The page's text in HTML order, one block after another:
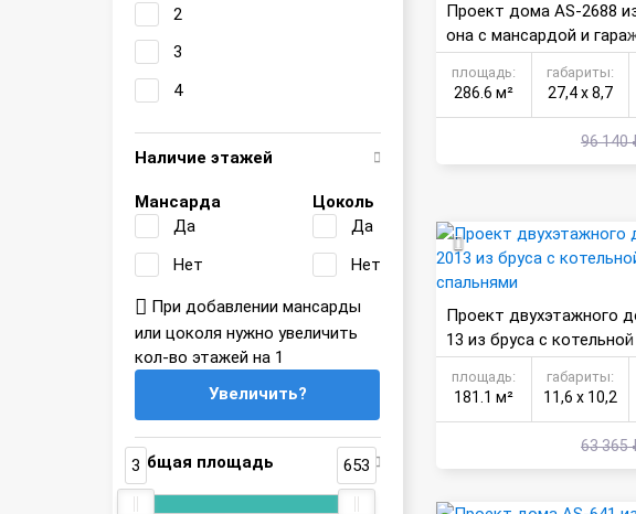
2
3
4
Наличие этажей
Мансарда
Да
Нет
Цоколь
Да
Нет
или цоколя нужно увеличить
кол-во этажей на 1
Увеличить?
Общая площадь
3 653
Проект дома AS-2688
она с мансардой и
площадь:
286.6 м²
габариты:
27,4 х 8,7
96 140
Проект двухэтажного
13 из бруса с котельной
нями
площадь:
181.1 м²
габариты:
11,6 х 10,2
63 365